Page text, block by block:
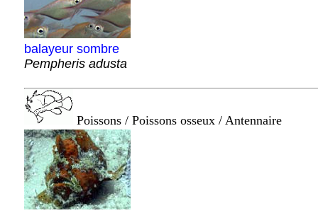
balayeur sombre
Pempheris adusta
Poissons / Poissons osseux / Antennaire